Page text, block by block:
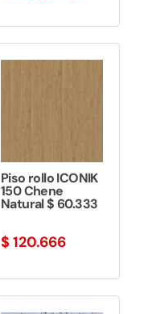
Piso rollo ICONIK
150 Chene
Natural $ 60.333
$ 120.666